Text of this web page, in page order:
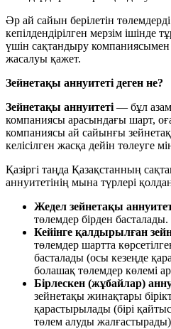
Әр ай сайын берілетін
кепілдендірілген мерзім ішінде
үшін сақтандыру
жасалуы қажет.
Зейнетақы аннуитеті деген не?
Зейнетақы аннуитеті— бұл
компаниясы арасындағы шарт,
компаниясы ай сайынғы
келісілген жасқа дейін төлеуге
Қазіргі таңда Қазақстанның
аннуитетінің мына түрлері
Жедел зейнетақы
төлемдер бірден басталады.
Кейінге қалдырылған
төлемдер шартта
басталады (осы кезеңде
болашақ төлемдер көлемі
Бірлескен (жұбайлар)
зейнетақы жинақтары
қарастырылады (бірі
төлем алуды